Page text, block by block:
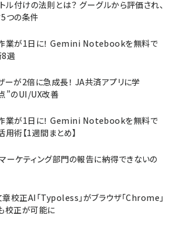
ル付けの法則とは？ グーグルから評価され、
つの条件
業が1日に！ Gemini Notebookを無料で
8選
ーが2倍に急成長！ JA共済アプリに学
”のUI/UX改善
業が1日に！ Gemini Notebookを無料で
術【1週間まとめ】
ーケティング部門の報告に納得できないの
校正AI「Typoless」がブラウザ「Chrome」
校正が可能に